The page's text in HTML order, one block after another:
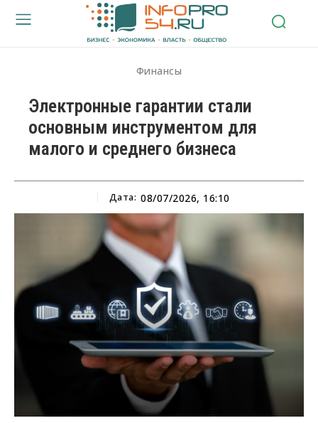
Финансы
Электронные гарантии стали
основным инструментом для
малого и среднего бизнеса
Дата: 08/07/2026, 16:10